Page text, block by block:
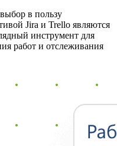
в пользу
Jira и Trello являются
инструмент для
работ и отслеживания